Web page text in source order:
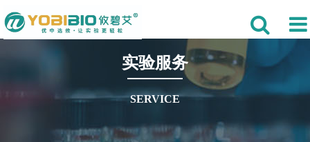
实验服务
SERVICE